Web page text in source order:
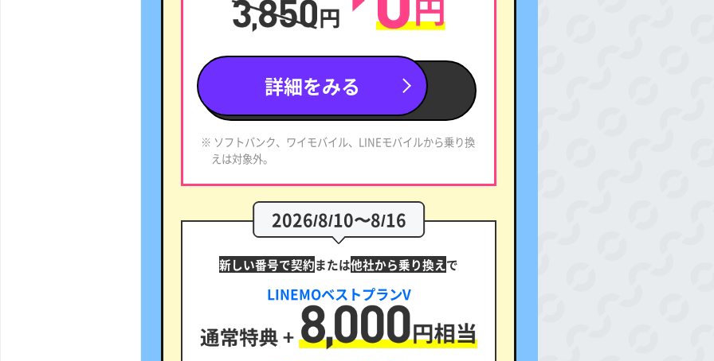
詳細をみる
※ ソフトバンク、ワイモバイル、LINEモバイルから乗り換
えは対象外。
2026/8/10〜8/16
新しい番号で契約または他社から乗り換えで
LINEMOベストプランV